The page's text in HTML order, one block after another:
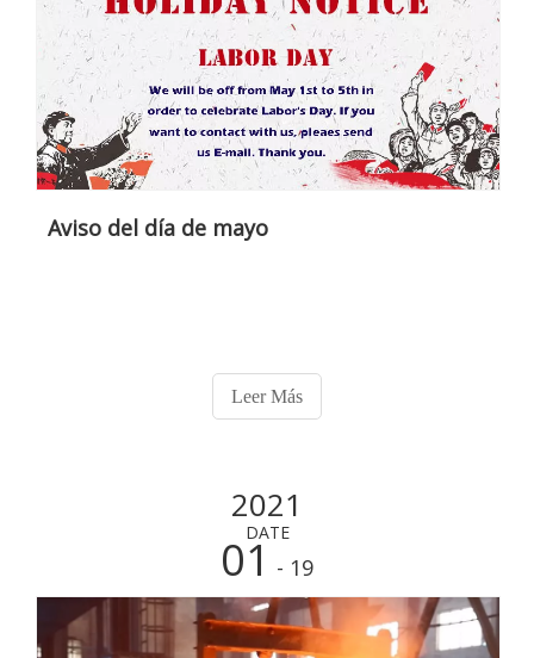
Aviso del día de mayo
Leer Más
2021
DATE
01 - 19